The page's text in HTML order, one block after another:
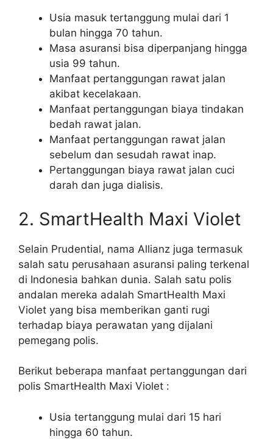
Usia masuk tertanggung mulai dari 1
bulan hingga 70 tahun.
Masa asuransi bisa diperpanjang hingga
usia 99 tahun.
Manfaat pertanggungan rawat jalan
akibat kecelakaan.
Manfaat pertanggungan biaya tindakan
bedah rawat jalan.
Manfaat pertanggungan rawat jalan
sebelum dan sesudah rawat inap.
Pertanggungan biaya rawat jalan cuci
darah dan juga dialisis.
2. SmartHealth Maxi Violet
Selain Prudential, nama Allianz juga termasuk
salah satu perusahaan asuransi paling terkenal
di Indonesia bahkan dunia. Salah satu polis
andalan mereka adalah SmartHealth Maxi
Violet yang bisa memberikan ganti rugi
terhadap biaya perawatan yang dijalani
pemegang polis.
Berikut beberapa manfaat pertanggungan dari
polis SmartHealth Maxi Violet :
Usia tertanggung mulai dari 15 hari
hingga 60 tahun.